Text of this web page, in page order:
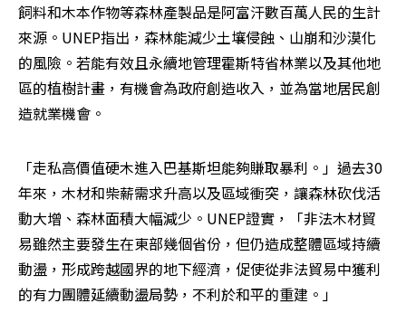
飼料和木本作物等森林產製品是阿富汗數百萬人民的生計
來源。UNEP指出，森林能減少土壤侵蝕、山崩和沙漠化
的風險。若能有效且永續地管理霍斯特省林業以及其他地
區的植樹計畫，有機會為政府創造收入，並為當地居民創
造就業機會。
「走私高價值硬木進入巴基斯坦能夠賺取暴利。」過去30
年來，木材和柴薪需求升高以及區域衝突，讓森林砍伐活
動大增、森林面積大幅減少。UNEP證實，「非法木材貿
易雖然主要發生在東部幾個省份，但仍造成整體區域持續
動盪，形成跨越國界的地下經濟，促使從非法貿易中獲利
的有力團體延續動盪局勢，不利於和平的重建。」